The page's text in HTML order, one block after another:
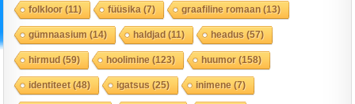
folkloor(11) füüsika (7) graafiline romaan(13)
gümnaasium (14) haldjad(11) headus (57)
hirmud(59) hoolimine (123) huumor(158)
identiteet(48) igatsus (25) inimene (7)